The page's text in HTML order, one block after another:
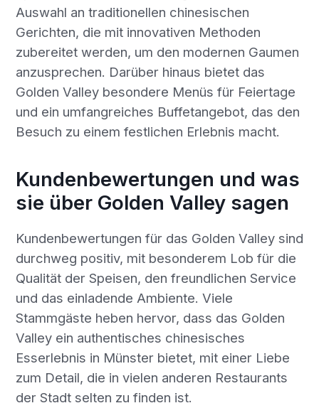
Auswahl an traditionellen chinesischen
Gerichten, die mit innovativen Methoden
zubereitet werden, um den modernen Gaumen
anzusprechen. Darüber hinaus bietet das
Golden Valley besondere Menüs für Feiertage
und ein umfangreiches Buffetangebot, das den
Besuch zu einem festlichen Erlebnis macht.
Kundenbewertungen und was
sie über Golden Valley sagen
Kundenbewertungen für das Golden Valley sind
durchweg positiv, mit besonderem Lob für die
Qualität der Speisen, den freundlichen Service
und das einladende Ambiente. Viele
Stammgäste heben hervor, dass das Golden
Valley ein authentisches chinesisches
Esserlebnis in Münster bietet, mit einer Liebe
zum Detail, die in vielen anderen Restaurants
der Stadt selten zu finden ist.